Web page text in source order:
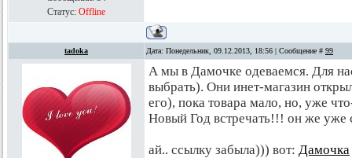
Статус: Offline
tadoka Дата: Понедельник, 09.12.2013, 18:56 | Сообщение # 99
А мы в Дамочке одеваемся. Для
выбрать). Они инет-магазин
его), пока товара мало, но, уже
Новый Год встречать!!! он же уже
ай.. ссылку забыла))) вот: Дамочка